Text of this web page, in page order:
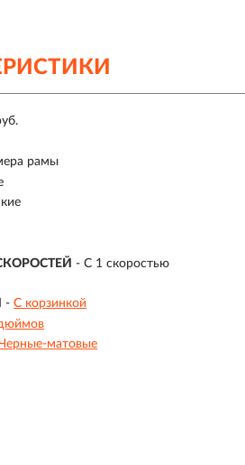
рамы
- С 1 скоростью
- С корзинкой
матовые